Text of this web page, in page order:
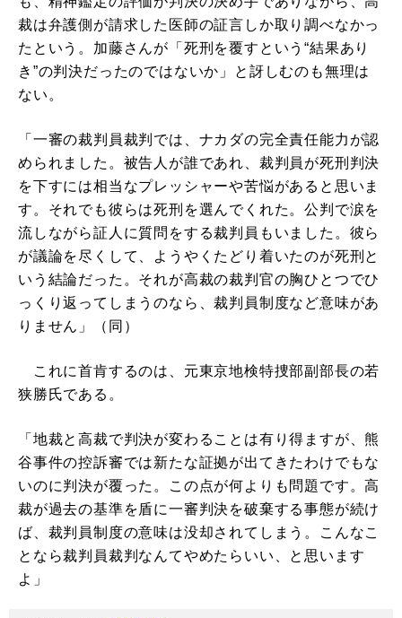
裁は弁護側が請求した医師の証言しか取り調べなかっ
たという。加藤さんが「死刑を覆すという“結果あり
き”の判決だったのではないか」と訝しむのも無理は
ない。
「一審の裁判員裁判では、ナカダの完全責任能力が認
められました。被告人が誰であれ、裁判員が死刑判決
を下すには相当なプレッシャーや苦悩があると思いま
す。それでも彼らは死刑を選んでくれた。公判で涙を
流しながら証人に質問をする裁判員もいました。彼ら
が議論を尽くして、ようやくたどり着いたのが死刑と
いう結論だった。それが高裁の裁判官の胸ひとつでひ
っくり返ってしまうのなら、裁判員制度など意味があ
りません」（同）
これに首肯するのは、元東京地検特捜部副部長の若
狭勝氏である。
「地裁と高裁で判決が変わることは有り得ますが、熊
谷事件の控訴審では新たな証拠が出てきたわけでもな
いのに判決が覆った。この点が何よりも問題です。高
裁が過去の基準を盾に一審判決を破棄する事態が続け
ば、裁判員制度の意味は没却されてしまう。こんなこ
となら裁判員裁判なんてやめたらいい、と思います
よ」